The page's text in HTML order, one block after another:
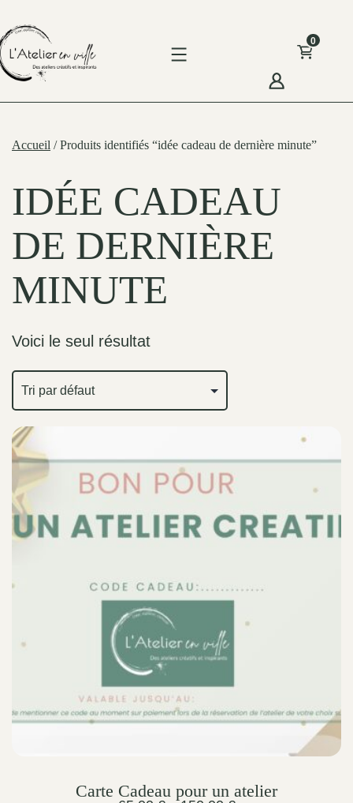
to
content
0
Accueil / Produits identifiés “idée cadeau de dernière minute”
IDÉE CADEAU
DE DERNIÈRE
MINUTE
Voici le seul résultat
Carte Cadeau pour un atelier